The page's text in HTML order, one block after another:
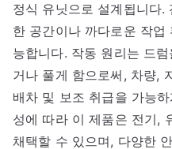
정식 유닛으로 설계됩니다.
한 공간이나 까다로운 작
능합니다. 작동 원리는 드
거나 풀게 함으로써, 차량,
배차 및 보조 취급을 가능
성에 따라 이 제품은 전기,
채택할 수 있으며, 다양한